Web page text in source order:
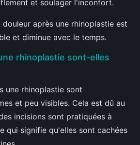
et soulager l'inconfort.
douleur après une rhinoplastie est
et diminue avec le temps.
rhinoplastie sont-elles
une rhinoplastie sont
et peu visibles. Cela est dû au
incisions sont pratiquées à
qui signifie qu'elles sont cachées